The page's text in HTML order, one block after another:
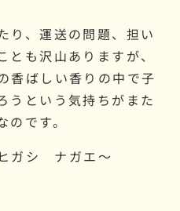
り、運送の問題、担い
も沢山ありますが、
香ばしい香りの中で子
うという気持ちがまた
です。
ガシ ナガエ～